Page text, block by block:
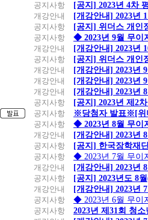
공지사항
[공지] 2023년 4차
개강안내
[개강안내] 2023년
공지사항
[공지] 위더스 개인
공지사항
◆ 2023년 9월 무이
개강안내
[개강안내] 2023년
공지사항
[공지] 위더스 개인
개강안내
[개강안내] 2023년
개강안내
[개강안내] 2023년
개강안내
[개강안내] 2023년
공지사항
[공지] 2023년 제2
공지사항
※당첨자 발표※[위
공지사항
◆ 2023년 8월 무이
개강안내
[개강안내] 2023년
공지사항
[공지] 한국장학재
공지사항
◆ 2023년 7월 무이
개강안내
[개강안내] 2023년
공지사항
[공지] 2023년도 8
개강안내
[개강안내] 2023년
공지사항
◆ 2023년 6월 무이
공지사항
2023년 제31회 청